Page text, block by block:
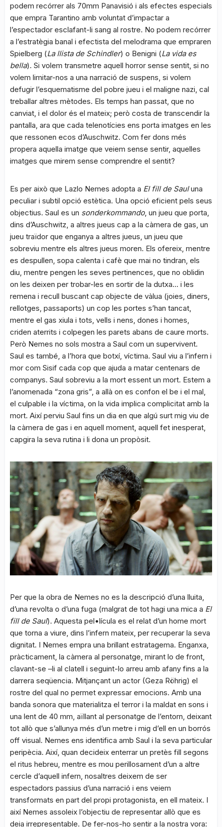
podem recórrer als 70mm Panavisió i als efectes especials
que empra Tarantino amb voluntat d’impactar a
l’espectador esclafant-li sang al rostre. No podem recórrer
a l’estratègia banal i efectista del melodrama que empraren
Spielberg (La llista de Schindler) o Benigni (La vida es
bella). Si volem transmetre aquell horror sense sentit, si no
volem limitar-nos a una narració de suspens, si volem
defugir l’esquematisme del pobre jueu i el maligne nazi, cal
treballar altres mètodes. Els temps han passat, que no
canviat, i el dolor és el mateix; però costa de transcendir la
pantalla, ara que cada telenotícies ens porta imatges en les
que ressonen ecos d’Auschwitz. Com fer dons més
propera aquella imatge que veiem sense sentir, aquelles
imatges que mirem sense comprendre el sentit?
Es per això que Lazlo Nemes adopta a El fill de Sauluna
peculiar i subtil opció estètica. Una opció eficient pels seus
objectius. Saul es un sonderkommando, un jueu que porta,
dins d’Auschwitz, a altres jueus cap a la càmera de gas, un
jueu traïdor que enganya a altres jueus, un jueu que
sobreviu mentre els altres jueus moren. Els ofereix, mentre
es despullen, sopa calenta i cafè que mai no tindran, els
diu, mentre pengen les seves pertinences, que no oblidin
on les deixen per trobar-les en sortir de la dutxa… i les
remena i recull buscant cap objecte de vàlua (joies, diners,
rellotges, passaports) un cop les portes s’han tancat,
mentre el gas xiula i tots, vells i nens, dones i homes,
criden aterrits i colpegen les parets abans de caure morts.
Però Nemes no sols mostra a Saul com un supervivent.
Saul es també, a l’hora que botxí, víctima. Saul viu a l’infern i
mor com Sisif cada cop que ajuda a matar centenars de
companys. Saul sobreviu a la mort essent un mort. Estem a
l’anomenada “zona gris”, a allà on es confon el be i el mal,
el culpable i la víctima, on la vida implica complicitat amb la
mort. Així perviu Saul fins un dia en que algú surt mig viu de
la càmera de gas i en aquell moment, aquell fet inesperat,
capgira la seva rutina i li dona un propòsit.
Per que la obra de Nemes no es la descripció d’una lluita,
d’una revolta o d’una fuga (malgrat de tot hagi una mica a El
fill de Saul). Aquesta pel•lícula es el relat d’un home mort
que torna a viure, dins l’infern mateix, per recuperar la seva
dignitat. I Nemes empra una brillant estratagema. Enganxa,
pràcticament, la càmera al personatge, mirant lo de front,
clavant-se –li al clatell i seguint-lo arreu amb afany fins a la
darrera seqüencia. Mitjançant un actor (Geza Röhrig) el
rostre del qual no permet expressar emocions. Amb una
banda sonora que materialitza el terror i la maldat en sons i
una lent de 40 mm, aïllant al personatge de l’entorn, deixant
tot allò que s’allunya més d’un metre i mig d’ell en un borrós
off visual. Nemes ens identifica amb Saul i la seva particular
peripècia. Així, quan decideix enterrar un pretès fill segons
el ritus hebreu, mentre es mou perillosament d’un a altre
cercle d’aquell infern, nosaltres deixem de ser
espectadors passius d’una narració i ens veiem
transformats en part del propi protagonista, en ell mateix. I
així Nemes assoleix l’objectiu de representar allò que es
deia irrepresentable. De fer-nos-ho sentir a la nostra vora: